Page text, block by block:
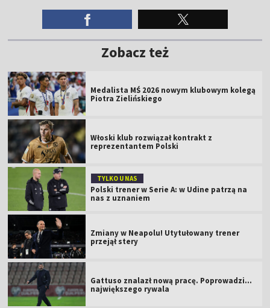
Zobacz też
Medalista MŚ 2026 nowym klubowym kolegą
Piotra Zielińskiego
Włoski klub rozwiązał kontrakt z
reprezentantem Polski
TYLKO U NAS
Polski trener w Serie A: w Udine patrzą na
nas z uznaniem
Zmiany w Neapolu! Utytułowany trener
przejął stery
Gattuso znalazł nową pracę. Poprowadzi...
największego rywala